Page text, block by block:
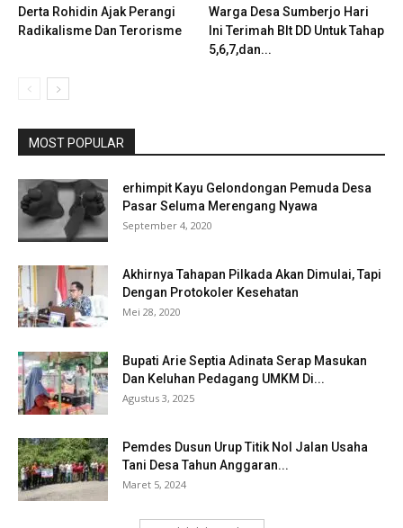
Derta Rohidin Ajak Perangi
Radikalisme Dan Terorisme
Warga Desa Sumberjo Hari
Ini Terimah Blt DD Untuk Tahap
5,6,7,dan...
MOST POPULAR
erhimpit Kayu Gelondongan Pemuda Desa
Pasar Seluma Merengang Nyawa
September 4, 2020
Akhirnya Tahapan Pilkada Akan Dimulai, Tapi
Dengan Protokoler Kesehatan
Mei 28, 2020
Bupati Arie Septia Adinata Serap Masukan
Dan Keluhan Pedagang UMKM Di...
Agustus 3, 2025
Pemdes Dusun Urup Titik Nol Jalan Usaha
Tani Desa Tahun Anggaran...
Maret 5, 2024